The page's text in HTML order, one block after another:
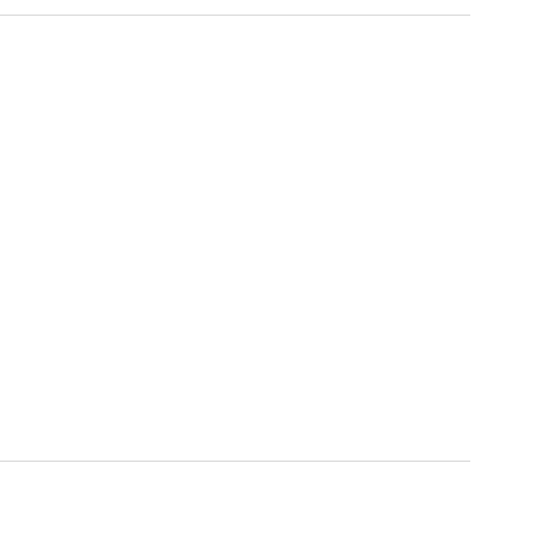
cohérence NAP, stratégies multi-implantations.